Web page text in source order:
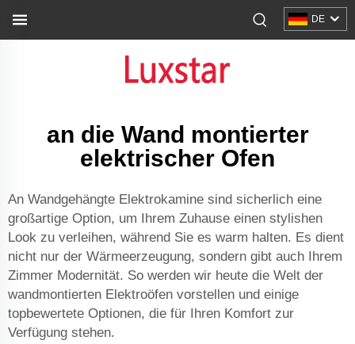
DE
an die Wand montierter
elektrischer Ofen
An Wandgehängte Elektrokamine sind sicherlich eine
großartige Option, um Ihrem Zuhause einen stylishen
Look zu verleihen, während Sie es warm halten. Es dient
nicht nur der Wärmeerzeugung, sondern gibt auch Ihrem
Zimmer Modernität. So werden wir heute die Welt der
wandmontierten Elektroöfen vorstellen und einige
topbewertete Optionen, die für Ihren Komfort zur
Verfügung stehen.